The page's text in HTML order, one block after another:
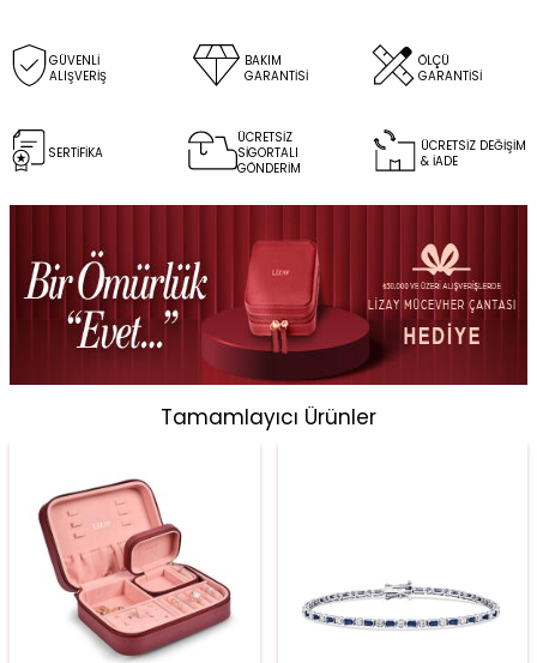
GÜVENLİ
ALIŞVERİŞ
BAKIM
GARANTİSİ
ÖLÇÜ
GARANTİSİ
SERTİFİKA
ÜCRETSİZ
SİGORTALI
GÖNDERİM
ÜCRETSİZ DEĞİŞİM
& İADE
Tamamlayıcı Ürünler